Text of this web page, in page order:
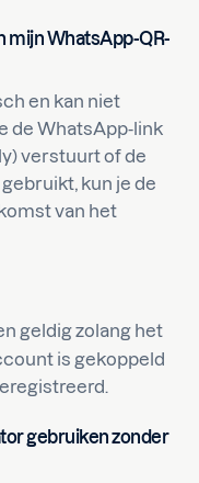
mijn WhatsApp-QR-
en kan niet
de WhatsApp-link
verstuurt of de
kun je de
van het
geldig zolang het
is gekoppeld
gebruiken zonder